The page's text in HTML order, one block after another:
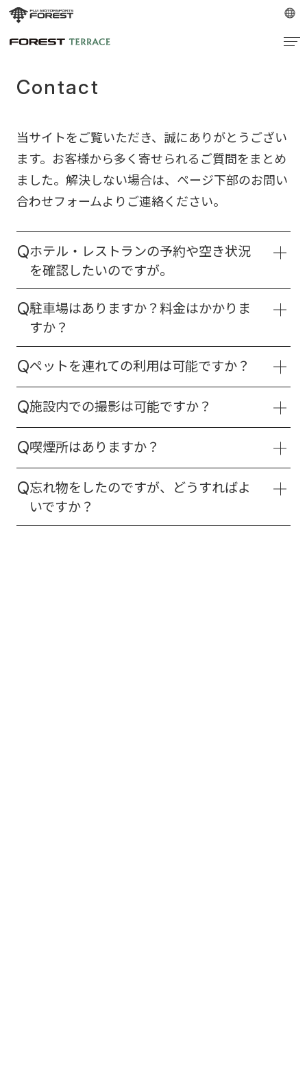
Contact
当サイトをご覧いただき、誠にありがとうござい
ます。お客様から多く寄せられるご質問をまとめ
ました。解決しない場合は、ページ下部のお問い
合わせフォームよりご連絡ください。
Qホテル・レストランの予約や空き状況
を確認したいのですが。
当フォームでは承っておりません。
宿泊・レストランのご予約、変更、キャンセル
につきましては、大変お手数ですが各店舗の公
式サイト、またはお電話にて直接お問い合わせ
ください。
Q駐車場はありますか？料金はかかりま
すか？
はい、ご用意しております。施設をご利用のお
客様は無料でご利用いただけます。
Qペットを連れての利用は可能ですか？
一部エリアのみ可能です。テラス席およびドッ
グランエリアはペット同伴でご利用いただけま
す。館内（ホテル・レストラン屋内）への立ち
入りはご遠慮いただいておりますのでご了承く
ださい。
※盲導犬・介助犬は全館同伴可能です。
Q施設内での撮影は可能ですか？
個人・商用でルールが異なります。
・個人の記念撮影：自由にお楽しみいただけま
す。（他のお客様へのご配慮をお願いします）
・商用・メディア取材・モデル撮影：事前の申
請と許可が必要です。下部のフォームより、企
画内容をお送りください。
Q喫煙所はありますか？
指定の喫煙スペースがございます。
「富士モータースポーツフォレストテラス」は
指定場所以外、全館禁煙となっております。
煙は所定の喫煙スペースをご利用ください。
Q忘れ物をしたのですが、どうすればよ
いですか？
フォームより詳細をお知らせください。